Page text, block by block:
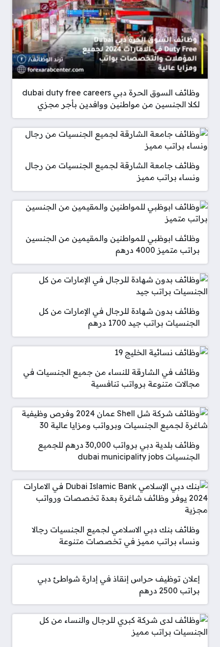
وظائف السوق الحرة دبي dubai duty free careers
لكلا الجنسين من مواطنين ووافدين بأجر مجزي
وظائف جامعة الشارقة لجميع الجنسيات من رجال
ونساء براتب مميز
وظائف ابوظبي للمواطنين والمقيمين من الجنسين
براتب متميز 4000 درهم
وظائف بدون شهادة للرجال في الإمارات من كل
الجنسيات براتب جيد 1700 درهم
وظائف في الشارقة للنساء من جميع الجنسيات في
مجالات متنوعة برواتب تنافسية
وظائف بلدية دبي برواتب 30,000 درهم للجميع
الجنسيات dubai municipality jobs
وظائف بنك دبي الاسلامي لجميع الجنسيات رجالا
ونساء براتب مميز في تخصصات متنوعة
إعلان توظيف حراس إنقاذ في إدارة شواطئ دبي
براتب 2500 درهم